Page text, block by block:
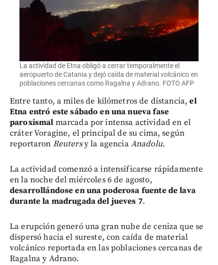
La actividad de Etna obligó a cerrar temporalmente el
aeropuerto de Catania y dejó caída de material volcánico en
poblaciones cercanas como Ragalna y Adrano. FOTO AFP
Entre tanto, a miles de kilómetros de distancia,el
Etna entró este sábado en una nueva fase
paroxismal marcada por intensa actividad en el
cráter Voragine, el principal de su cima, según
reportaron Reutersy la agenciaAnadolu.
La actividad comenzó a intensificarse rápidamente
en la noche del miércoles 6 de agosto,
desarrollándose en una poderosa fuente de lava
durante la madrugada del jueves 7.
La erupción generó una gran nube de ceniza que se
dispersó hacia el sureste, con caída de material
volcánico reportada en las poblaciones cercanas de
Ragalna y Adrano.